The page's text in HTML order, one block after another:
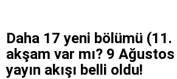
Daha 17 yeni bölümü (11.
akşam var mı? 9
yayın akışı belli oldu!